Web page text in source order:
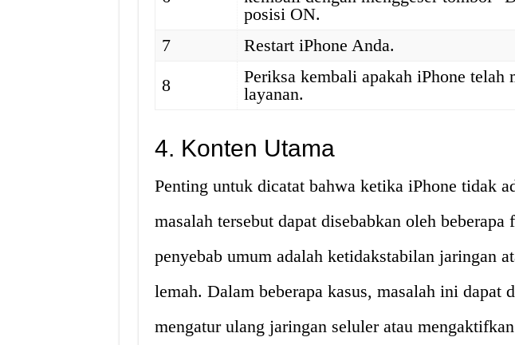
posisi ON.
7
Restart iPhone Anda.
8
Periksa kembali apakah iPhone telah
layanan.
4. Konten Utama
Penting untuk dicatat bahwa ketika iPhone tidak
masalah tersebut dapat disebabkan oleh beberapa
penyebab umum adalah ketidakstabilan jaringan
lemah. Dalam beberapa kasus, masalah ini dapat
mengatur ulang jaringan seluler atau